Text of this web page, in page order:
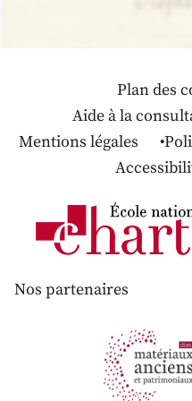
Plan des
Aide à la
Mentions légales
Nos partenaires